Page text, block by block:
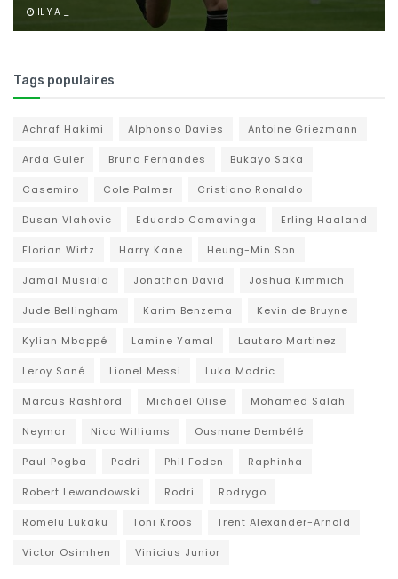
IL Y A _
Tags populaires
Achraf Hakimi Alphonso Davies Antoine Griezmann
Arda Guler Bruno Fernandes Bukayo Saka
Casemiro Cole Palmer Cristiano Ronaldo
Dusan Vlahovic Eduardo Camavinga Erling Haaland
Florian Wirtz Harry Kane Heung-Min Son
Jamal Musiala Jonathan David Joshua Kimmich
Jude Bellingham Karim Benzema Kevin de Bruyne
Kylian Mbappé Lamine Yamal Lautaro Martinez
Leroy Sané Lionel Messi Luka Modric
Marcus Rashford Michael Olise Mohamed Salah
Neymar Nico Williams Ousmane Dembélé
Paul Pogba Pedri Phil Foden Raphinha
Robert Lewandowski Rodri Rodrygo
Romelu Lukaku Toni Kroos Trent Alexander-Arnold
Victor Osimhen Vinicius Junior